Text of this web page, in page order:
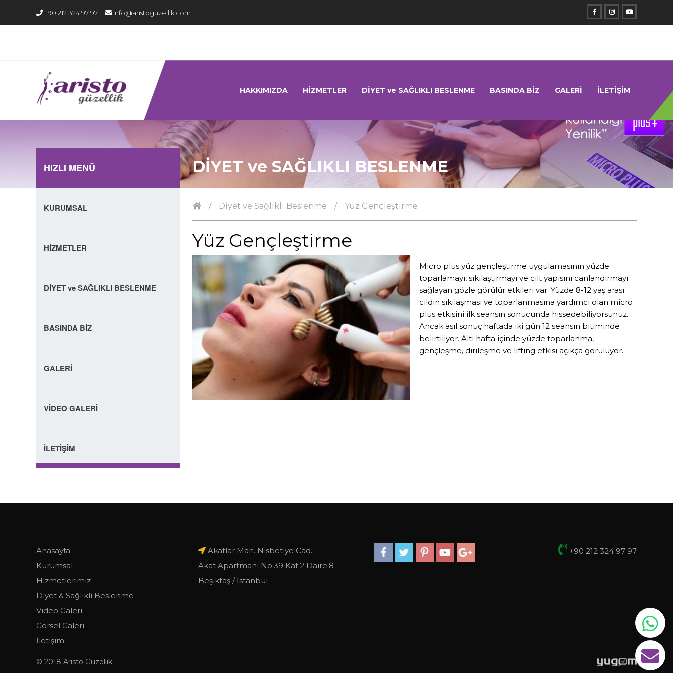
+90 212 324 97 97 info@aristoguzellik.com
HAKKIMIZDA HİZMETLER DİYET ve SAĞLIKLI BESLENME BASINDA BİZ GALERİ İLETİŞİM
DİYET ve SAĞLIKLI BESLENME
/ Diyet ve Sağlıklı Beslenme / Yüz Gençleştirme
Yüz Gençleştirme
Micro plus yüz gençleştirme uygulamasının yüzde
toparlamayı, sıkılaştırmayı ve cilt yapısını canlandırmayı
sağlayan gözle görülür etkileri var. Yüzde 8-12 yaş arası
cildin sıkılaşması ve toparlanmasına yardımcı olan micro
plus etkisini ilk seansın sonucunda hissedebiliyorsunuz.
Ancak asıl sonuç haftada iki gün 12 seansın bitiminde
belirtiliyor. Altı hafta içinde yüzde toparlanma,
gençleşme, dirileşme ve lifting etkisi açıkça görülüyor.
HIZLI MENÜ
KURUMSAL
HİZMETLER
DİYET ve SAĞLIKLI BESLENME
BASINDA BİZ
GALERİ
VİDEO GALERİ
İLETİŞİM
Anasayfa
Kurumsal
Hizmetlerimiz
Diyet & Sağlıklı Beslenme
Video Galeri
Görsel Galeri
İletişim
Akatlar Mah. Nisbetiye Cad.
Akat Apartmanı No:39 Kat:2 Daire:8
Beşiktaş / İstanbul
+90 212 324 97 97
© 2018 Aristo Güzellik